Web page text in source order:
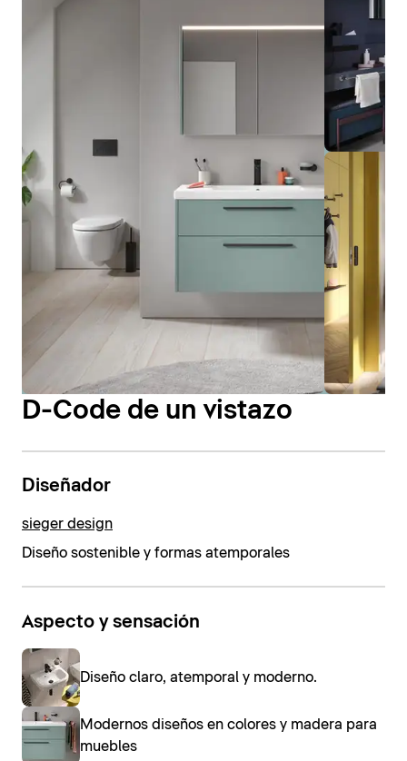
D-Code de un vistazo
Diseñador
sieger design
Diseño sostenible y formas atemporales
Aspecto y sensación
Diseño claro, atemporal y moderno.
Modernos diseños en colores y madera para
muebles